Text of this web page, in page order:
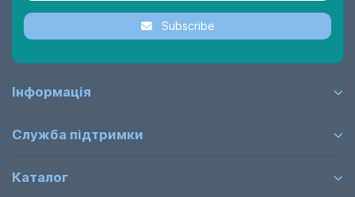
Subscribe
Інформація
Служба підтримки
Каталог